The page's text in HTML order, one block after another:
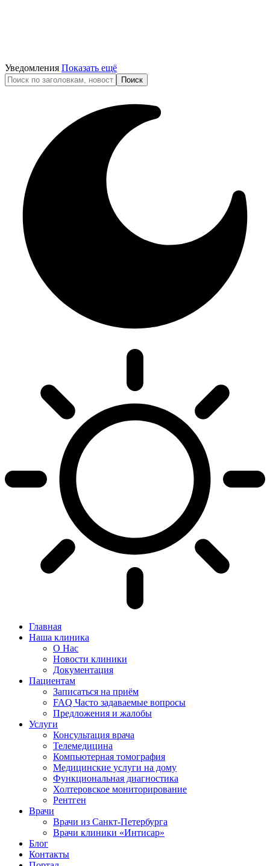
Уведомления Показать ещё
Главная
Наша клиника
О Нас
Новости клиники
Документация
Пациентам
Записаться на приём
FAQ Часто задаваемые вопросы
Предложения и жалобы
Услуги
Консультация врача
Телемедицина
Компьютерная томография
Медицинские услуги на дому
Функциональная диагностика
Холтеровское мониторирование
Рентген
Врачи
Врачи из Санкт-Петербурга
Врачи клиники «Интисар»
Блог
Контакты